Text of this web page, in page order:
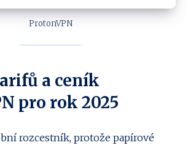
ProtonVPN
a ceník
pro rok 2025
rozcestník, protože papírové